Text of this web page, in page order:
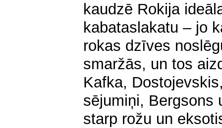
kaudzē Rokija
kabataslakatu – jo
rokas dzīves
smaržās, un tos
Kafka,
sējumiņi, Bergsons
starp rožu un